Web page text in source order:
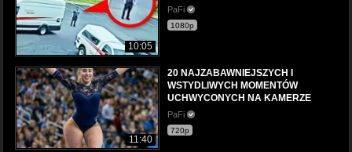
10:05
PaFi
1080p
11:40
20 NAJZABAWNIEJSZYCH I
WSTYDLIWYCH MOMENTÓW
UCHWYCONYCH NA KAMERZE
PaFi
720p